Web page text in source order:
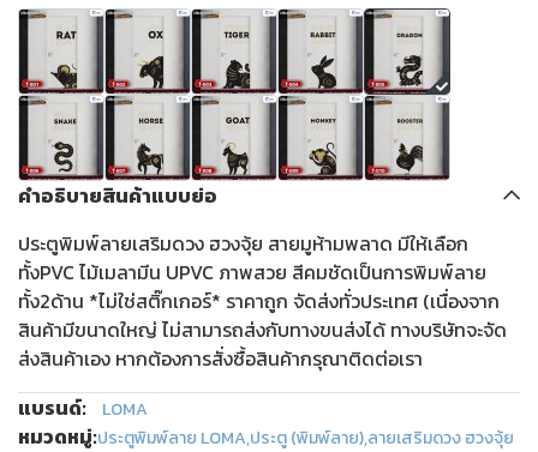
คำอธิบายสินค้าแบบย่อ
ประตูพิมพ์ลายเสริมดวง ฮวงจุ้ย สายมูห้ามพลาด มีให้เลือก
ทั้งPVC ไม้เมลามีน UPVC ภาพสวย สีคมชัดเป็นการพิมพ์ลาย
ทั้ง2ด้าน *ไม่ใช่สติ๊กเกอร์* ราคาถูก จัดส่งทั่วประเทศ (เนื่องจาก
สินค้ามีขนาดใหญ่ ไม่สามารถส่งกับทางขนส่งได้ ทางบริษัทจะจัด
ส่งสินค้าเอง หากต้องการสั่งซื้อสินค้ากรุณาติดต่อเรา
แบรนด์:
LOMA
หมวดหมู่:ประตูพิมพ์ลาย LOMA,ประตู (พิมพ์ลาย),ลายเสริมดวง ฮวงจุ้ย